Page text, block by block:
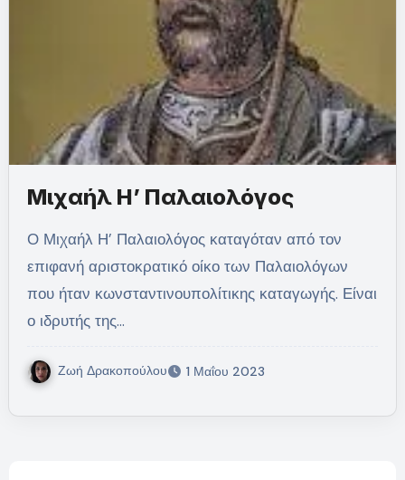
Μιχαήλ Η’ Παλαιολόγος
Ο Μιχαήλ Η’ Παλαιολόγος καταγόταν από τον
επιφανή αριστοκρατικό οίκο των Παλαιολόγων
που ήταν κωνσταντινουπολίτικης καταγωγής. Είναι
ο ιδρυτής της…
Ζωή Δρακοπούλου 1 Μαΐου 2023